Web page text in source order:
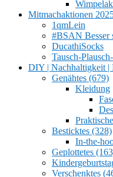
Mitmachaktionen
1qmLein
#BSAN Besser
DucathiSocks
Tausch-
DIY | Nachhaltigkeit |
Genähtes (679)
Kleidung
Besticktes (328)
In-the-
Geplottetes
Verschenktes